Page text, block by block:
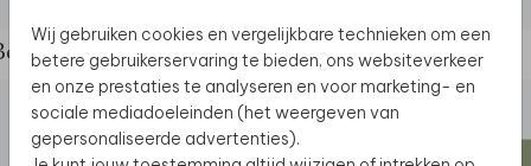
Wij gebruiken cookies en vergelijkbare technieken om een
betere gebruikerservaring te bieden, ons websiteverkeer
en onze prestaties te analyseren en voor marketing- en
sociale mediadoeleinden (het weergeven van
gepersonaliseerde advertenties).
de complete set